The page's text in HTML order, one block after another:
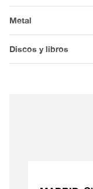
Metal
Discos y libros